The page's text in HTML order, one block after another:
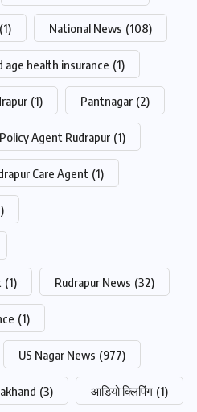
(1) National News (108)
age health insurance (1)
(1) Pantnagar (2)
Policy Agent Rudrapur (1)
Care Agent (1)
(1) Rudrapur News (32)
(1)
US Nagar News (977)
(3) आडियो क्लिपिंग (1)